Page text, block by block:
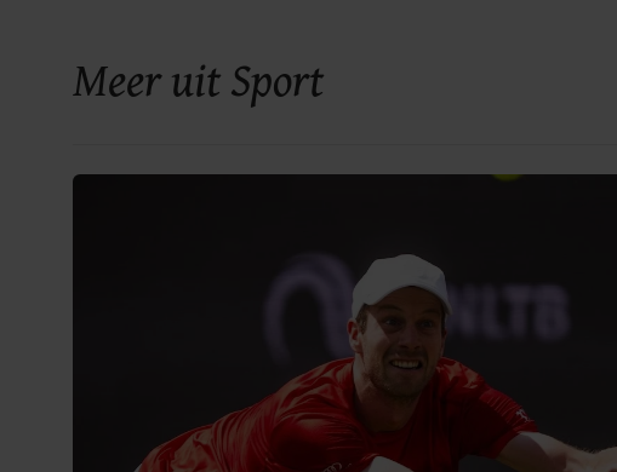
Meer uit Sport